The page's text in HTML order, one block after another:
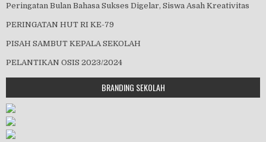
Peringatan Bulan Bahasa Sukses Digelar, Siswa Asah Kreativitas
PERINGATAN HUT RI KE-79
PISAH SAMBUT KEPALA SEKOLAH
PELANTIKAN OSIS 2023/2024
BRANDING SEKOLAH